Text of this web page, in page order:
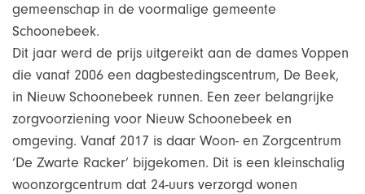
gemeenschap in de voormalige gemeente
Schoonebeek.
Dit jaar werd de prijs uitgereikt aan de dames Voppen
die vanaf 2006 een dagbestedingscentrum, De Beek,
in Nieuw Schoonebeek runnen. Een zeer belangrijke
zorgvoorziening voor Nieuw Schoonebeek en
omgeving. Vanaf 2017 is daar Woon- en Zorgcentrum
‘De Zwarte Racker’ bijgekomen. Dit is een kleinschalig
woonzorgcentrum dat 24-uurs verzorgd wonen